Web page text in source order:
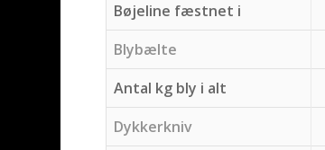
Bøjeline fæstnet i
Blybælte
Antal kg bly i alt
Dykkerkniv